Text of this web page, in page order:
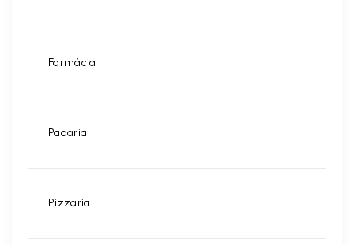
Farmácia
Padaria
Pizzaria